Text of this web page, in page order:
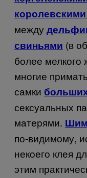
между
свиньями (в
более мелкого
многие
самки
сексуальных
матерями.
по-видимому,
некоего клея
этим